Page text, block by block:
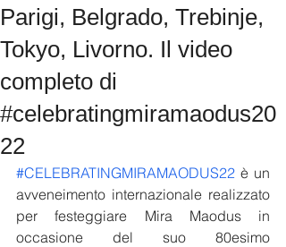
Parigi, Belgrado, Trebinje,
Tokyo, Livorno. Il video
completo di
#celebratingmiramaodus20
22
#CELEBRATINGMIRAMAODUS22 è un
avveneimento internazionale realizzato
per festeggiare Mira Maodus in
occasione del suo 80esimo